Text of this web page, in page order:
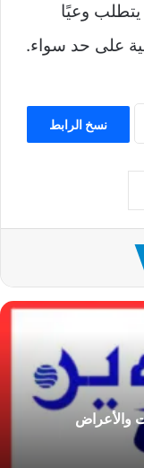
يتطلب وعيًا
على حد سواء.
نسخ الرابط
والأعراض